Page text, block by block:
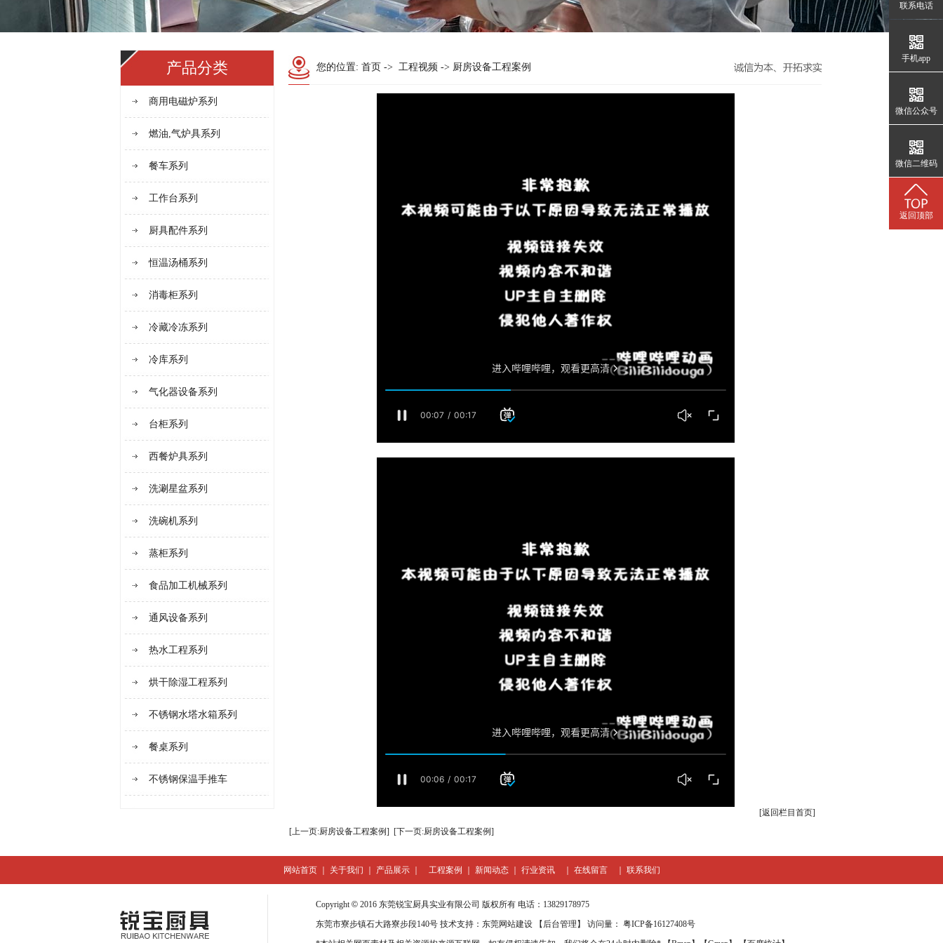
产品分类
商用电磁炉系列
燃油,气炉具系列
餐车系列
工作台系列
厨具配件系列
恒温汤桶系列
消毒柜系列
冷藏冷冻系列
冷库系列
气化器设备系列
台柜系列
西餐炉具系列
洗涮星盆系列
洗碗机系列
蒸柜系列
食品加工机械系列
通风设备系列
热水工程系列
烘干除湿工程系列
不锈钢水塔水箱系列
餐桌系列
不锈钢保温手推车
您的位置: 首页 -> 工程视频 -> 厨房设备工程案例
[返回栏目首页]
[上一页:厨房设备工程案例] [下一页:厨房设备工程案例]
网站首页｜ 关于我们 产品展示｜ 工程案例 新闻动态｜ 行业资讯｜ 在线留言｜ 联系我们
Copyright© 2016 东莞锐宝厨具实业有限公司 版权所有 电话：13829178975
东莞市寮步镇石大路寮步段140号 技术支持： 东莞网站建设 【 后台管理 】 访问量： 粤ICP备16127408号
联系电话
手机app
微信公众号
微信二维码
返回顶部